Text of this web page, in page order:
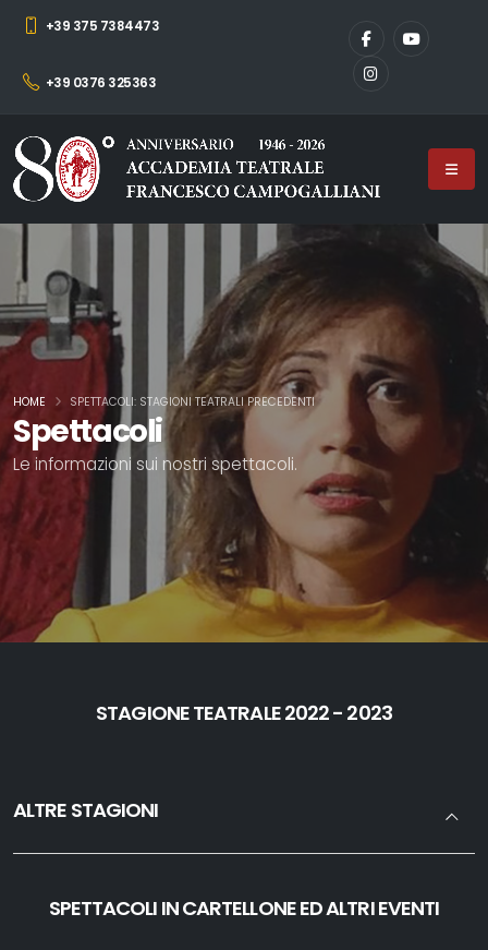
+39 375 7384473
+39 0376 325363
Spettacoli
Le informazioni sui nostri spettacoli.
HOME SPETTACOLI: STAGIONI TEATRALI PRECEDENTI
STAGIONE TEATRALE 2022 - 2023
SPETTACOLI IN CARTELLONE ED ALTRI EVENTI
ALTRE STAGIONI